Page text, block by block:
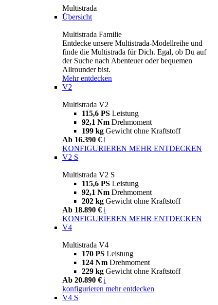
Multistrada
Übersicht
Multistrada Familie
Entdecke unsere Multistrada-Modellreihe und
finde die Multistrada für Dich. Egal, ob Du auf
der Suche nach Abenteuer oder bequemen
Allrounder bist.
Mehr entdecken
V2
Multistrada V2
115,6 PS Leistung
92,1 Nm Drehmoment
199 kg Gewicht ohne Kraftstoff
Ab 16.390 € i
KONFIGURIEREN MEHR ENTDECKEN
V2 S
Multistrada V2 S
115,6 PS Leistung
92,1 Nm Drehmoment
202 kg Gewicht ohne Kraftstoff
Ab 18.890 € i
KONFIGURIEREN MEHR ENTDECKEN
V4
Multistrada V4
170 PS Leistung
124 Nm Drehmoment
229 kg Gewicht ohne Kraftstoff
Ab 20.890 € i
konfigurieren mehr entdecken
V4 S